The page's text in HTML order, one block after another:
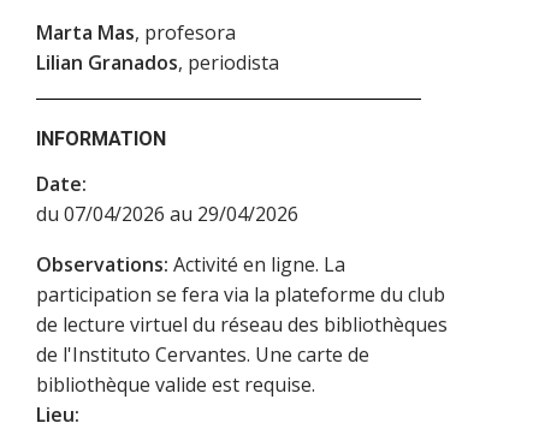
Marta Mas, profesora
Lilian Granados, periodista
INFORMATION
Date:
du 07/04/2026 au 29/04/2026
Observations: Activité en ligne. La
participation se fera via la plateforme du club
de lecture virtuel du réseau des bibliothèques
de l'Instituto Cervantes. Une carte de
bibliothèque valide est requise.
Lieu: